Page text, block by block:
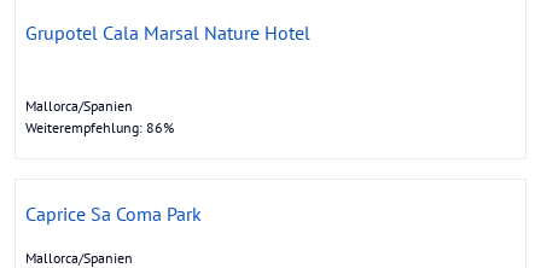
Grupotel Cala Marsal Nature Hotel
Mallorca/Spanien
Weiterempfehlung: 86%
Caprice Sa Coma Park
Mallorca/Spanien